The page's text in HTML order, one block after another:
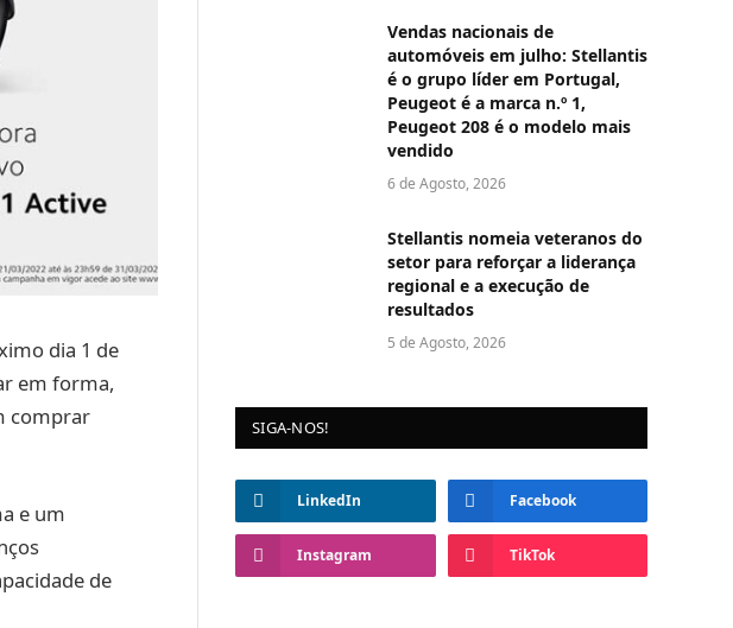
dia 1 de
em forma,
comprar
e um
de
Vendas nacionais de
automóveis em julho: Stellantis
é o grupo líder em Portugal,
Peugeot é a marca n.º 1,
Peugeot 208 é o modelo mais
vendido
6 de Agosto, 2026
Stellantis nomeia veteranos do
setor para reforçar a liderança
regional e a execução de
resultados
5 de Agosto, 2026
SIGA-NOS!
LinkedIn Facebook
Instagram TikTok